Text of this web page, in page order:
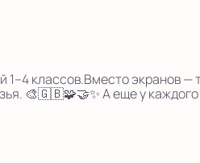
классов.Вместо экранов —
🎨🇬🇧🧩🤝✨ А еще у